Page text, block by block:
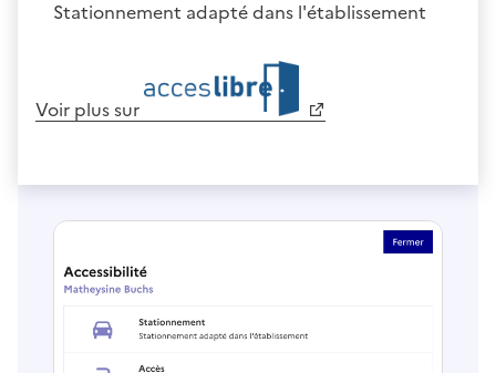
Stationnement adapté dans l'établissement
Voir plus sur